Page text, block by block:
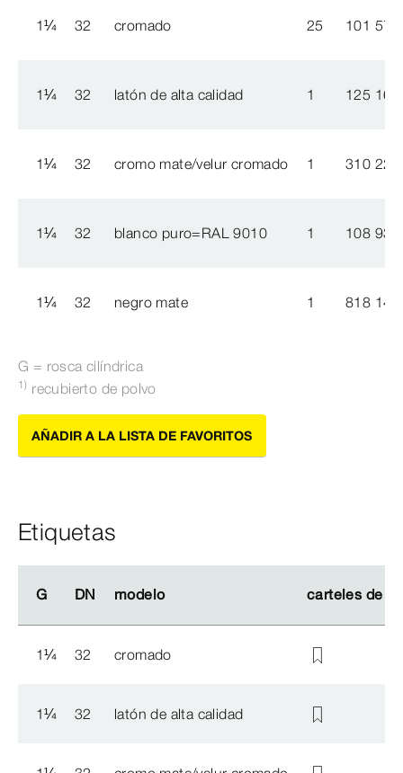
1¼ 32 cromado 25 101 572
1¼ 32 latón de alta calidad 1 125 165
1¼ 32 cromo mate/velur cromado 1 310 226
1¼ 32 blanco puro=RAL 9010 1 108
1¼ 32 negro mate 1 818
G = rosca cilíndrica
1) recubierto de polvo
AÑADIR A LA LISTA DE FAVORITOS
Etiquetas
G DN modelo carteles de
G DN modelo carteles de
1¼ 32 cromado
1¼ 32 latón de alta calidad